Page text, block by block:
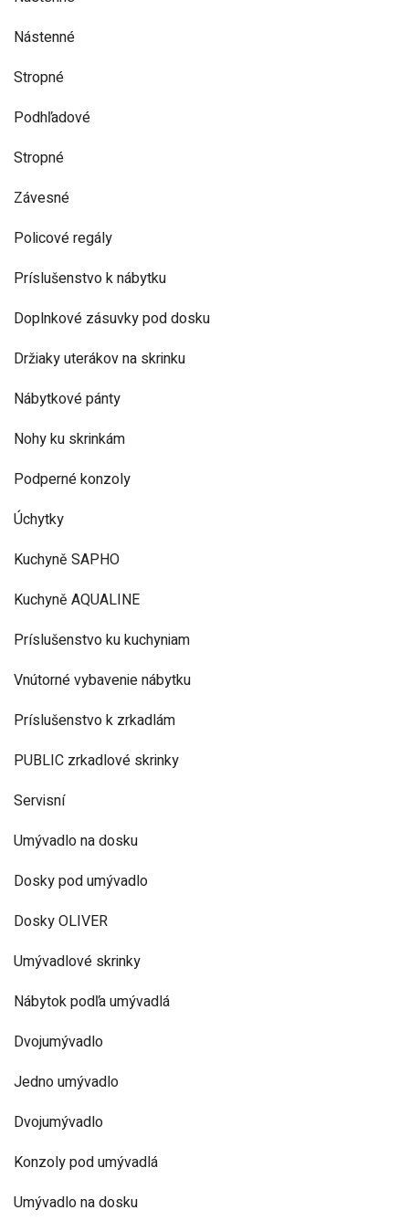
Nástenné
Stropné
Podhľadové
Stropné
Závesné
Policové regály
Príslušenstvo k nábytku
Doplnkové zásuvky pod dosku
Držiaky uterákov na skrinku
Nábytkové pánty
Nohy ku skrinkám
Podperné konzoly
Úchytky
Kuchyně SAPHO
Kuchyně AQUALINE
Príslušenstvo ku kuchyniam
Vnútorné vybavenie nábytku
Príslušenstvo k zrkadlám
PUBLIC zrkadlové skrinky
Servisní
Umývadlo na dosku
Dosky pod umývadlo
Dosky OLIVER
Umývadlové skrinky
Nábytok podľa umývadlá
Dvojumývadlo
Jedno umývadlo
Dvojumývadlo
Konzoly pod umývadlá
Umývadlo na dosku